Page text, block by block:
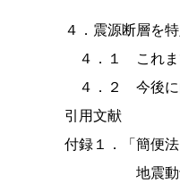
４．震源断層を
４．１　これ
４．２　今後に
引用文献
付録１．「簡便
地震動予